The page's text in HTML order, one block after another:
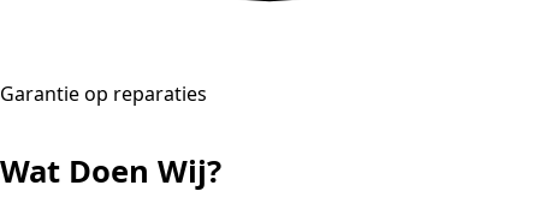
Garantie op reparaties
Wat Doen Wij?